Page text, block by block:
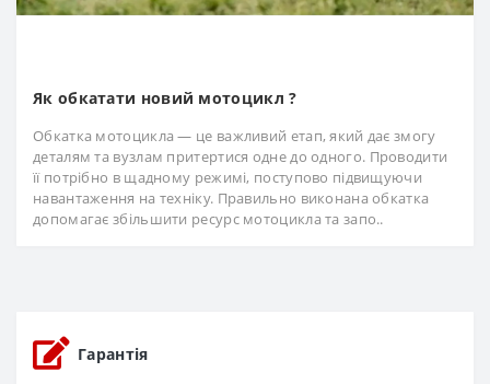
Як обкатати новий мотоцикл ?
Обкатка мотоцикла — це важливий етап, який дає змогу
деталям та вузлам притертися одне до одного. Проводити
її потрібно в щадному режимі, поступово підвищуючи
навантаження на техніку. Правильно виконана обкатка
допомагає збільшити ресурс мотоцикла та запо..
Гарантія